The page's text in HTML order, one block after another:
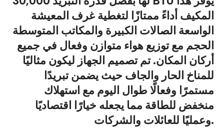
المكيف أداءً ممتازًا لتغطية غرف المعيشة
الواسعة الصالات الكبيرة والمكاتب المتوسطة
الحجم مع توزيع هواء متوازن وفعال في جميع
أركان المكان. تم تصميم الجهاز ليكون مثاليًا
للمناخ الحار والجاف حيث يضمن تبريدًا
مستمرًا وفعالًا طوال اليوم مع استهلاك
منخفض للطاقة مما يجعله خيارًا اقتصاديًا
وعمليًا للعائلات والشركات.